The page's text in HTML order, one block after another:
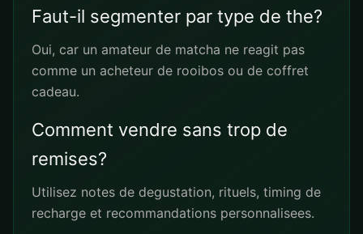
Faut-il segmenter par type de the?
Oui, car un amateur de matcha ne reagit pas
comme un acheteur de rooibos ou de coffret
cadeau.
Comment vendre sans trop de
remises?
Utilisez notes de degustation, rituels, timing de
recharge et recommandations personnalisees.